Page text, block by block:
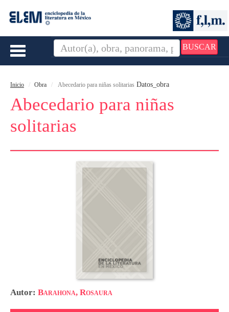
BUSCAR
Toggle
Inicio Obra Abecedario para niñas solitarias Datos_obra
Abecedario para niñas
solitarias
Autor: Barahona, Rosaura